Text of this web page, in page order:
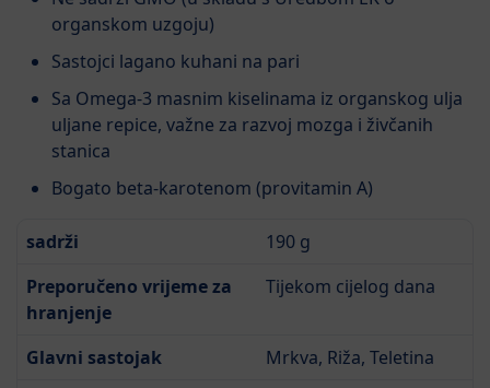
organskom uzgoju)
Sastojci lagano kuhani na pari
Sa Omega-3 masnim kiselinama iz organskog ulja
uljane repice, važne za razvoj mozga i živčanih
stanica
Bogato beta-karotenom (provitamin A)
sadrži
190 g
Preporučeno vrijeme za
hranjenje
Tijekom cijelog dana
Glavni sastojak
Mrkva, Riža, Teletina